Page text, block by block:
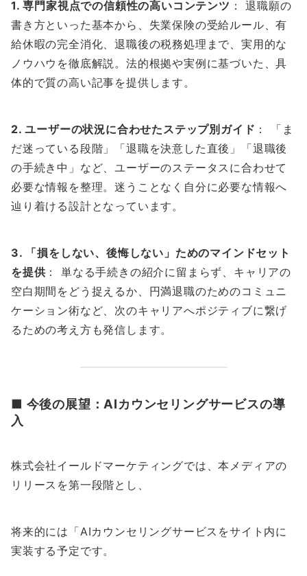
1. 専門家視点での信頼性の高いコンテンツ ： 退職願の
書き方といった基本から、失業保険の受給ルール、有
給休暇の完全消化、退職後の税務処理まで、実用的な
ノウハウを徹底解説。法的根拠や実例に基づいた、具
体的で質の高い記事を提供します。
2. ユーザーの状況に合わせたステップ別ガイド ： 「ま
だ迷っている段階」「退職を決意した直後」「退職後
の手続き中」など、ユーザーのステータスに合わせて
必要な情報を整理。迷うことなく自分に必要な情報へ
辿り着ける設計となっています。
3. 「損をしない、後悔しない」ためのマインドセット
を提供 ： 単なる手続きの紹介に留まらず、キャリアの
空白期間をどう捉えるか、円満退職のためのコミュニ
ケーション術など、次のキャリアへポジティブに繋げ
るための考え方も発信します。
■ 今後の展望：AIカウンセリングサービスの導
入
株式会社イールドマーケティングでは、本メディアの
リリースを第一段階とし、
将来的には「AIカウンセリングサービスをサイト内に
実装する予定です。